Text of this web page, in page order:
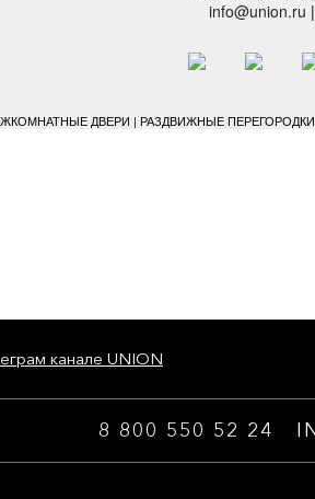
info@union.ru |
ДВЕРИ | РАЗДВИЖНЫЕ
канале UNION
8 800 550 52 24